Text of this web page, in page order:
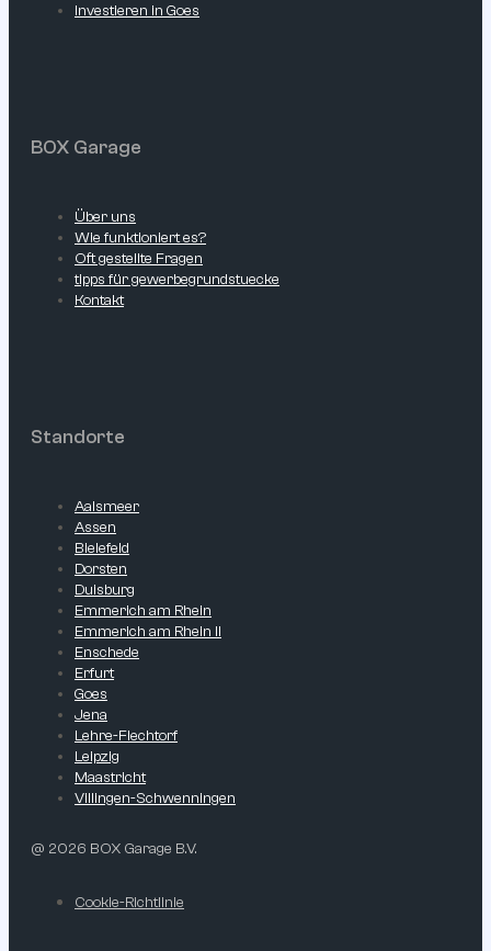
Investieren in Goes
BOX Garage
Über uns
Wie funktioniert es?
Oft gestellte Fragen
tipps für gewerbegrundstuecke
Kontakt
Standorte
Aalsmeer
Assen
Bielefeld
Dorsten
Duisburg
Emmerich am Rhein
Emmerich am Rhein II
Enschede
Erfurt
Goes
Jena
Lehre-Flechtorf
Leipzig
Maastricht
Villingen-Schwenningen
@ 2026 BOX Garage B.V.
Cookie-Richtlinie